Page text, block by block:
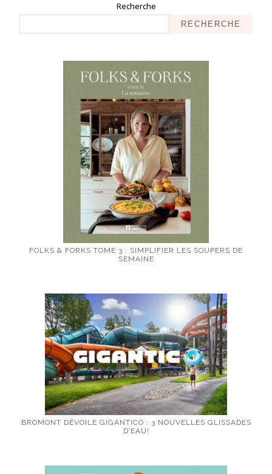
Recherche
RECHERCHE
FOLKS & FORKS TOME 3 : SIMPLIFIER LES SOUPERS DE
SEMAINE
BROMONT DÉVOILE GIGANTICO : 3 NOUVELLES GLISSADES
D’EAU!